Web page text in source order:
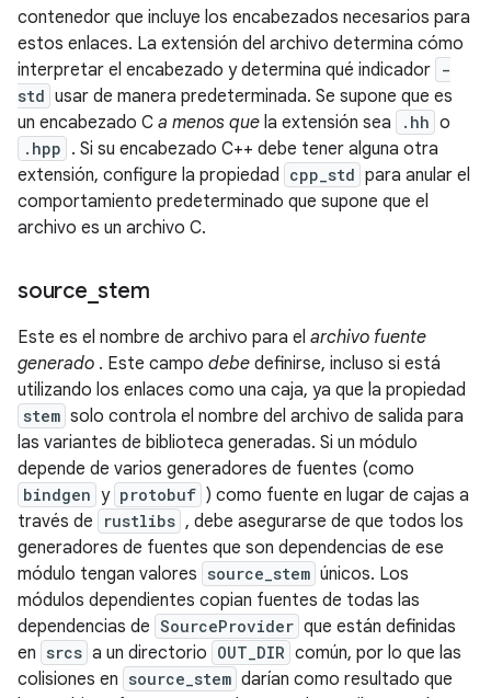
contenedor que incluye los encabezados necesarios para
estos enlaces. La extensión del archivo determina cómo
interpretar el encabezado y determina qué indicador -
std usar de manera predeterminada. Se supone que es
un encabezado C a menos que la extensión sea .hh o
.hpp . Si su encabezado C++ debe tener alguna otra
extensión, configure la propiedad cpp_std para anular el
comportamiento predeterminado que supone que el
archivo es un archivo C.
source _stem
Este es el nombre de archivo para el archivo fuente
generado . Este campo debe definirse, incluso si está
utilizando los enlaces como una caja, ya que la propiedad
stem solo controla el nombre del archivo de salida para
las variantes de biblioteca generadas. Si un módulo
depende de varios generadores de fuentes (como
bindgen y protobuf ) como fuente en lugar de cajas a
través de
rustlibs , debe asegurarse de que todos los
generadores de fuentes que son dependencias de ese
módulo tengan valores source_stem únicos. Los
módulos dependientes copian fuentes de todas las
dependencias de SourceProvider que están definidas
en srcs a un directorio OUT_DIR común, por lo que las
colisiones en source_stem darían como resultado que